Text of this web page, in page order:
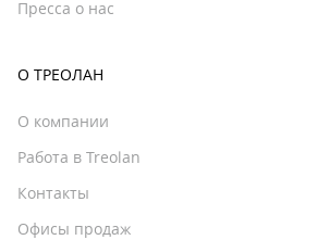
Пресса о нас
О ТРЕОЛАН
О компании
Работа в Treolan
Контакты
Офисы продаж